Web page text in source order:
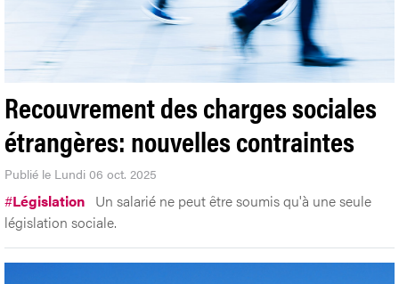
Recouvrement des charges sociales
étrangères: nouvelles contraintes
Publié le Lundi 06 oct. 2025
#Législation Un salarié ne peut être soumis qu'à une seule
législation sociale.